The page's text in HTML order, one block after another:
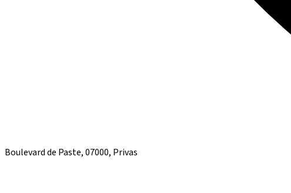
Boulevard de Paste, 07000, Privas